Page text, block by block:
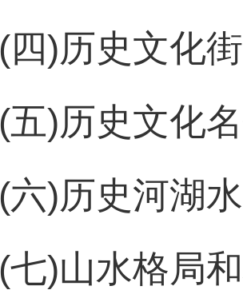
(四)历史文化
(五)历史文化
(六)历史河湖
(七)山水格局